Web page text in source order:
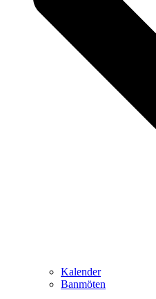
Kalender
Banmöten